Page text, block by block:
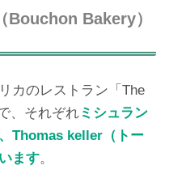
Bouchon Bakery）
カのレストラン「The
、それぞれ ミシュラン
Thomas keller（トー
ます。